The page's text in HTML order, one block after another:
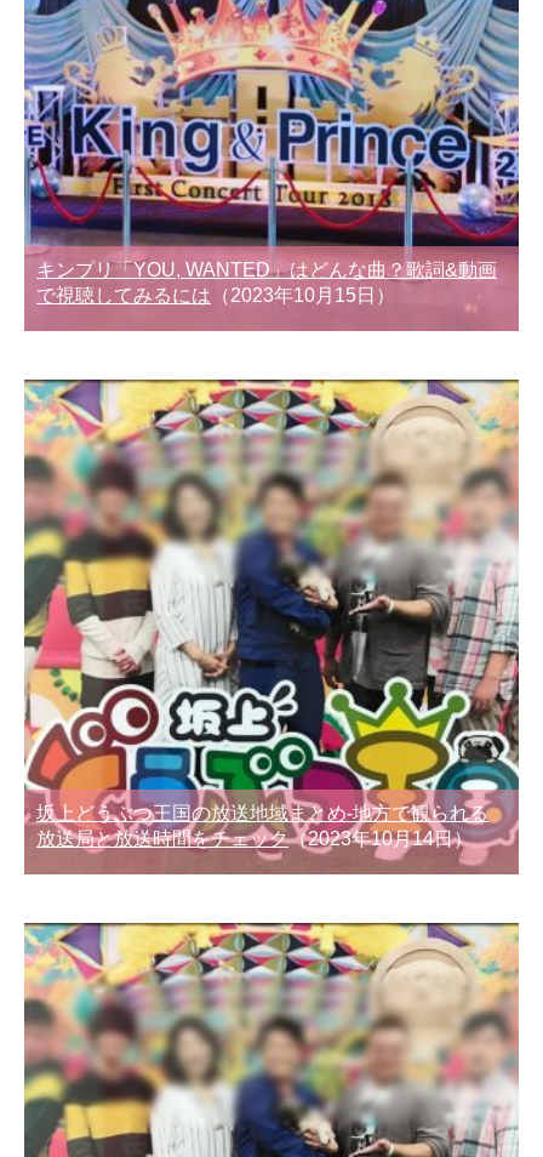
キンプリ「YOU, WANTED」はどんな曲？歌詞&動画
で視聴してみるには （2023年10月15日）
坂上どうぶつ王国の放送地域まとめ-地方で観られる
放送局と放送時間をチェック（2023年10月14日）